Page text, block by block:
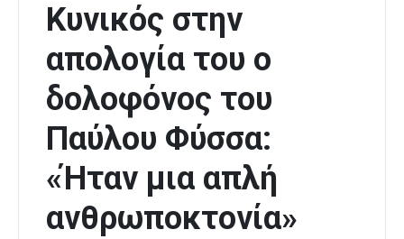
Κυνικός στην
απολογία του ο
δολοφόνος του
Παύλου Φύσσα:
«Ήταν μια απλή
ανθρωποκτονία»